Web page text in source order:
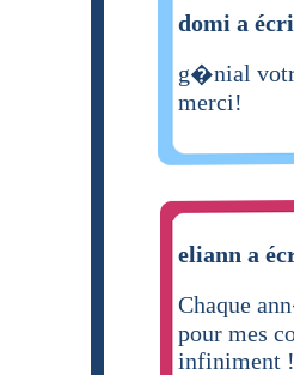
domi a
g�nial
merci!
eliann a
Chaque
pour mes
infiniment !